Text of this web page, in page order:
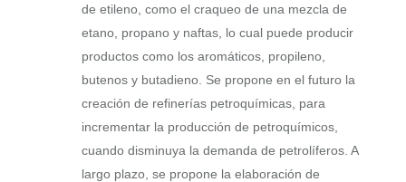
de etileno, como el craqueo de una mezcla de
etano, propano y naftas, lo cual puede producir
productos como los aromáticos, propileno,
butenos y butadieno. Se propone en el futuro la
creación de refinerías petroquímicas, para
incrementar la producción de petroquímicos,
cuando disminuya la demanda de petrolíferos. A
largo plazo, se propone la elaboración de